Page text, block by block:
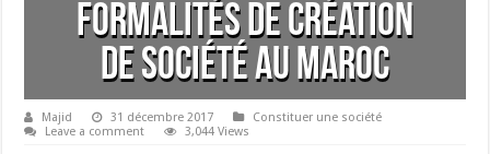
Formalités de création
de société au Maroc
Majid 31 décembre 2017
Constituer une société
Leave a comment
3,044 Views